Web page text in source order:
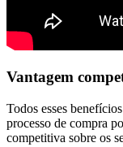
Vantagem
Todos esses
processo de compra
competitiva sobre os